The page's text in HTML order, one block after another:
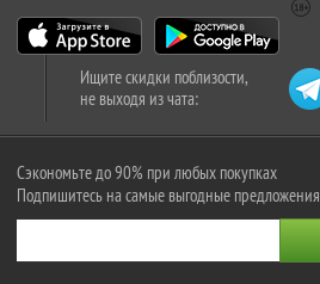
Ищите скидки поблизости,
не выходя из чата:
Сэкономьте до 90% при любых покупках
Подпишитесь на самые выгодные предложения